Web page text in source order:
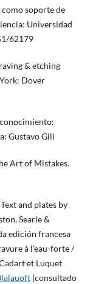
como soporte de
Universidad
62179
& etching
Dover
Gustavo Gili
Art of Mistakes.
and plates by
Searle &
edición francesa
à l’eau-forte /
et Luquet
(consultado